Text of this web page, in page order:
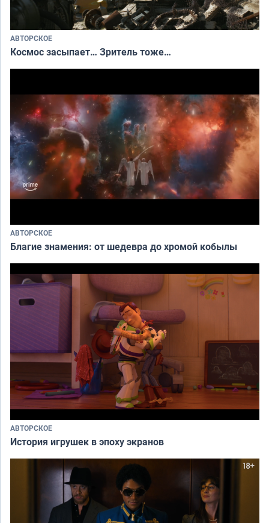
АВТОРСКОЕ
Космос засыпает… Зритель тоже…
АВТОРСКОЕ
Благие знамения: от шедевра до хромой кобылы
АВТОРСКОЕ
История игрушек в эпоху экранов